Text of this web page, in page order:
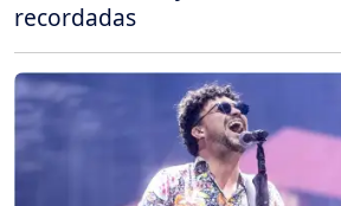
recordadas